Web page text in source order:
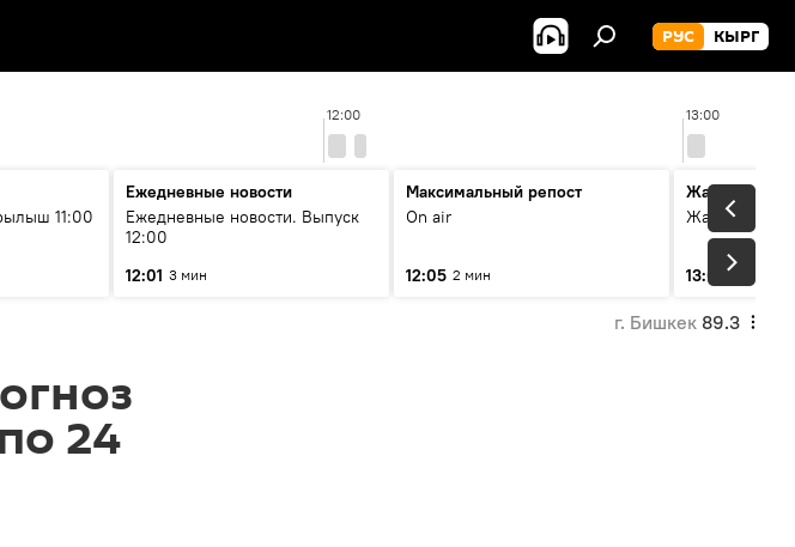
РУС КЫРГ
12:00 13:00
11:00
Ежедневные новости
Ежедневные новости. Выпуск
12:00
12:01 3 мин
Максимальный репост
On air
12:05 2 мин
Жаңылыктар
13:01 3 мин
г. Бишкек 89.3
24